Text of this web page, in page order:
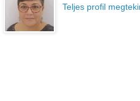
Teljes profil